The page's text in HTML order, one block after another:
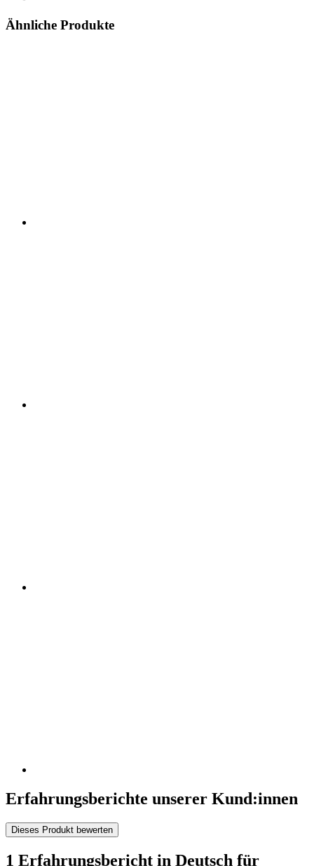
Ähnliche Produkte
Erfahrungsberichte unserer Kund:innen
Dieses Produkt bewerten
1 Erfahrungsbericht in Deutsch für